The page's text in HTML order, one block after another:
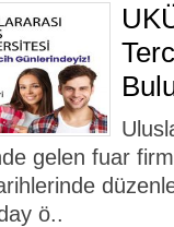
gelen fuar
ö..